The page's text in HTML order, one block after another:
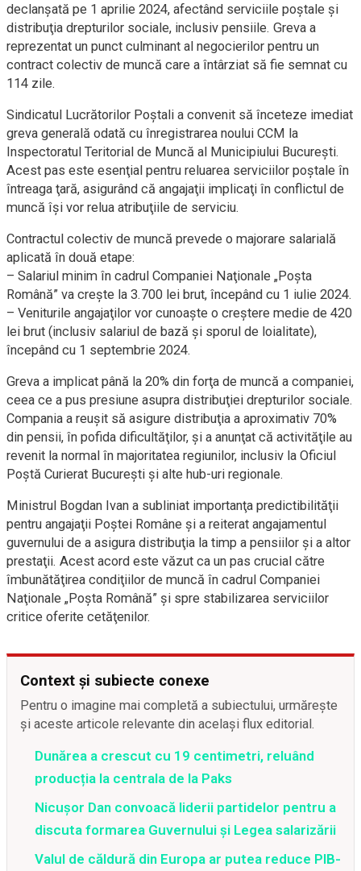
declanşată pe 1 aprilie 2024, afectând serviciile poştale şi
distribuţia drepturilor sociale, inclusiv pensiile. Greva a
reprezentat un punct culminant al negocierilor pentru un
contract colectiv de muncă care a întârziat să fie semnat cu
114 zile.
Sindicatul Lucrătorilor Poştali a convenit să înceteze imediat
greva generală odată cu înregistrarea noului CCM la
Inspectoratul Teritorial de Muncă al Municipiului Bucureşti.
Acest pas este esenţial pentru reluarea serviciilor poştale în
întreaga ţară, asigurând că angajaţii implicaţi în conflictul de
muncă îşi vor relua atribuţiile de serviciu.
Contractul colectiv de muncă prevede o majorare salarială
aplicată în două etape:
– Salariul minim în cadrul Companiei Naţionale „Poşta
Română” va creşte la 3.700 lei brut, începând cu 1 iulie 2024.
– Veniturile angajaţilor vor cunoaşte o creştere medie de 420
lei brut (inclusiv salariul de bază şi sporul de loialitate),
începând cu 1 septembrie 2024.
Greva a implicat până la 20% din forţa de muncă a companiei,
ceea ce a pus presiune asupra distribuţiei drepturilor sociale.
Compania a reuşit să asigure distribuţia a aproximativ 70%
din pensii, în pofida dificultăţilor, şi a anunţat că activităţile au
revenit la normal în majoritatea regiunilor, inclusiv la Oficiul
Poştă Curierat Bucureşti şi alte hub-uri regionale.
Ministrul Bogdan Ivan a subliniat importanţa predictibilităţii
pentru angajaţii Poştei Române şi a reiterat angajamentul
guvernului de a asigura distribuţia la timp a pensiilor şi a altor
prestaţii. Acest acord este văzut ca un pas crucial către
îmbunătăţirea condiţiilor de muncă în cadrul Companiei
Naţionale „Poşta Română” şi spre stabilizarea serviciilor
critice oferite cetăţenilor.
Context și subiecte conexe
Pentru o imagine mai completă a subiectului, urmărește
și aceste articole relevante din același flux editorial.
Dunărea a crescut cu 19 centimetri, reluând
producția la centrala de la Paks
Nicușor Dan convoacă liderii partidelor pentru a
discuta formarea Guvernului și Legea salarizării
Valul de căldură din Europa ar putea reduce PIB-